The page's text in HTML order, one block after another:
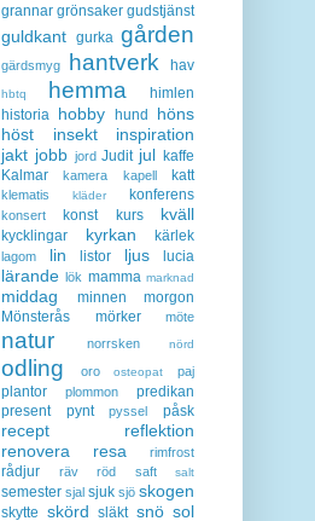
grannar grönsaker gudstjänst
guldkant gurka gården
gärdsmyg hantverk hav
hbtq hemma
himlen
historia hobby hund
höns
höst
insekt
inspiration
jakt jobb jord Judit jul kaffe
Kalmar
kamera kapell katt
klematis kläder konferens
konsert konst kurs kväll
kycklingar kyrkan kärlek
lagom lin listor ljus lucia
lärande lök mamma marknad
middag minnen
morgon
Mönsterås
mörker möte
natur norrsken nörd
odling oro osteopat paj
plantor plommon
predikan
present
pynt pyssel påsk
recept
reflektion
renovera
resa rimfrost
rådjur räv röd saft salt
semester sjal sjuk sjö skogen
skytte skörd släkt snö sol